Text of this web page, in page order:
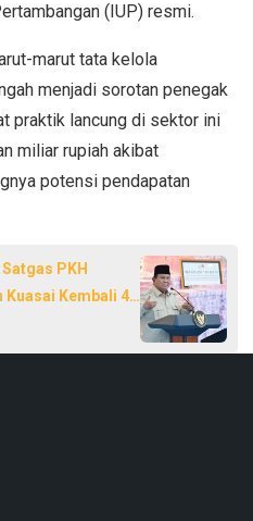
(IUP) resmi.
marut tata kelola
menjadi sorotan penegak
praktik lancung di sektor ini
miliar rupiah akibat
potensi pendapatan
PKH
Kuasai Kembali 4